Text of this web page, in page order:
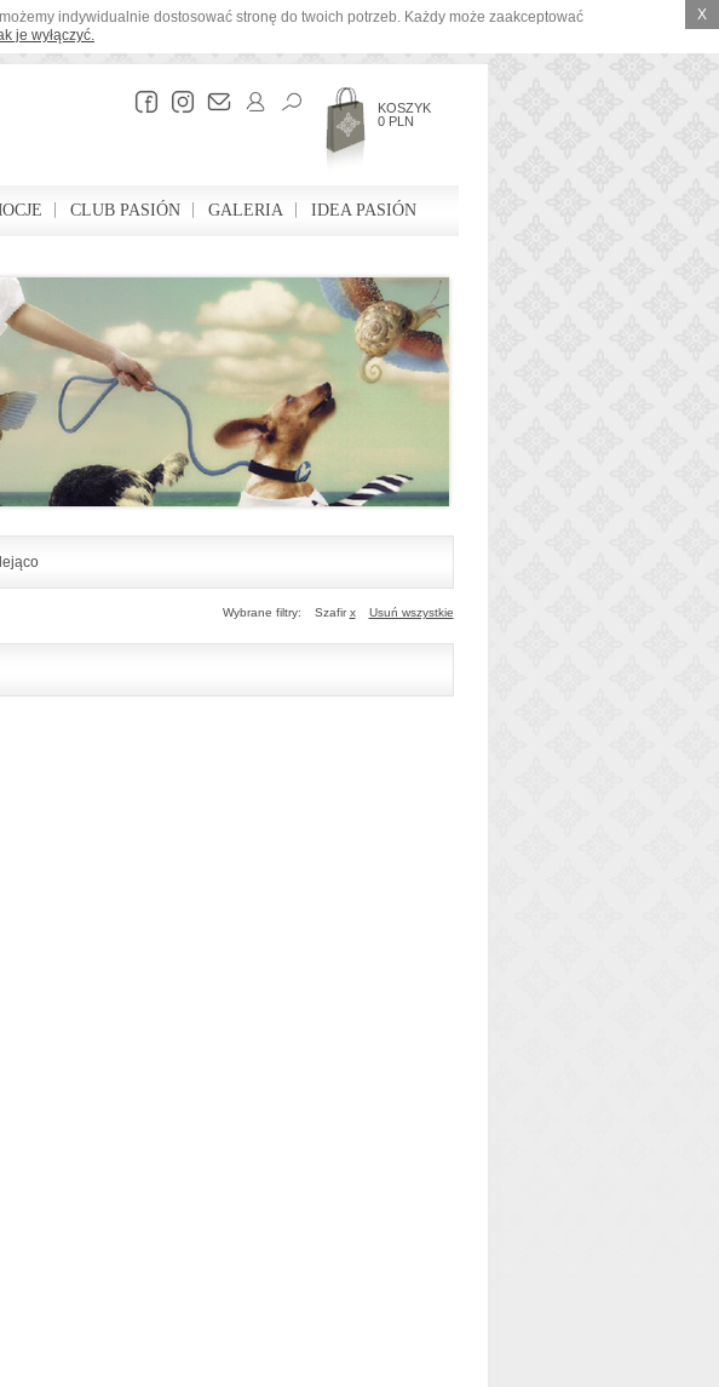
indywidualnie dostosować stronę do twoich potrzeb. Każdy może zaakceptować
je wyłączyć.
X
CLUB PASIÓN GALERIA IDEA PASIÓN
KOSZYK
0 PLN
Wybrane filtry: Szafirx Usuń wszystkie